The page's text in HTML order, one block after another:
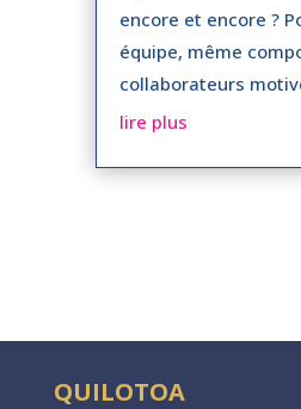
encore et encore ?
équipe, même
collaborateurs
lire plus
QUILOTOA